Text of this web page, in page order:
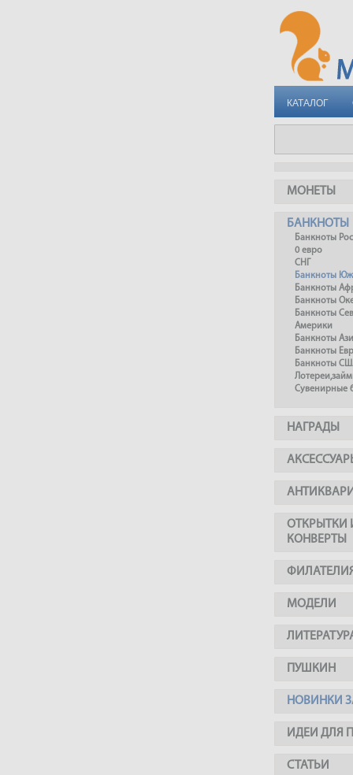
КАТАЛОГ
МОНЕТЫ
БАНКНОТЫ
Банкноты
0 евро
СНГ
Банкноты
Банкноты
Банкноты
Банкноты
Америки
Банкноты
Банкноты
Банкноты
Сувенирные
НАГРАДЫ
ОТКРЫТКИ
КОНВЕРТЫ
МОДЕЛИ
ПУШКИН
НОВИНКИ
ИДЕИ ДЛЯ
СТАТЬИ